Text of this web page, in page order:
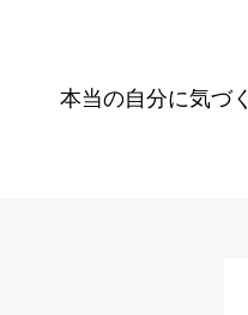
本当の自分に気づく